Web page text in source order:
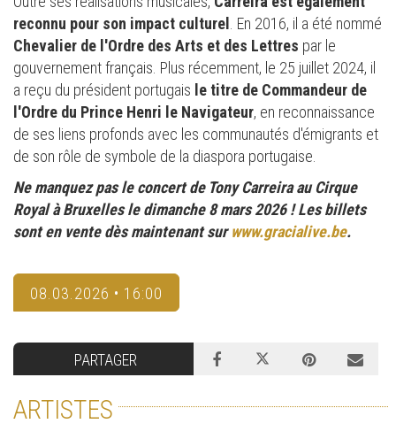
reconnu pour son impact culturel
. En 2016, il a été nommé
Chevalier de l'Ordre des Arts et des Lettres par le
gouvernement français. Plus récemment, le 25 juillet 2024, il
a reçu du président portugais le titre de Commandeur de
l'Ordre du Prince Henri le Navigateur, en reconnaissance
de ses liens profonds avec les communautés d'émigrants et
de son rôle de symbole de la diaspora portugaise.
Ne manquez pas le concert de Tony Carreira au Cirque
Royal à Bruxelles le dimanche 8 mars 2026 ! Les billets
sont en vente dès maintenant surwww.gracialive.be.
08.03.2026 • 16:00
PARTAGER
ARTISTES